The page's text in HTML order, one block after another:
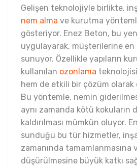
Gelişen teknolojiyle birlikte,
nem alma ve kurutma
gösteriyor. Enez Beton, bu
uygulayarak, müşterilerine
sunuyor. Özellikle yapıların
kullanılan ozonlama
hem de etkili bir çözüm olarak
Bu yöntemle, nemin
aynı zamanda kötü kokuların
kaldırılması mümkün oluyor.
sunduğu bu tür hizmetler,
zamanında tamamlanmasına
düşürülmesine büyük katkı